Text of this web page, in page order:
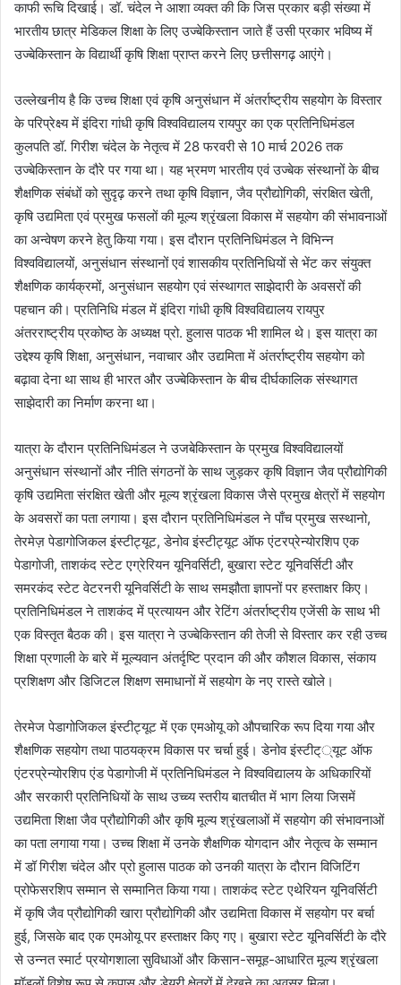
काफी रूचि दिखाई। डॉ. चंदेल ने आशा व्यक्त की कि जिस प्रकार बड़ी संख्या में
भारतीय छात्र मेडिकल शिक्षा के लिए उज्बेकिस्तान जाते हैं उसी प्रकार भविष्य में
उज्बेकिस्तान के विद्यार्थी कृषि शिक्षा प्राप्त करने लिए छत्तीसगढ़ आएंगे।
उल्लेखनीय है कि उच्च शिक्षा एवं कृषि अनुसंधान में अंतर्राष्ट्रीय सहयोग के विस्तार
के परिप्रेक्ष्य में इंदिरा गांधी कृषि विश्वविद्यालय रायपुर का एक प्रतिनिधिमंडल
कुलपति डॉ. गिरीश चंदेल के नेतृत्व में 28 फरवरी से 10 मार्च 2026 तक
उज्बेकिस्तान के दौरे पर गया था। यह भ्रमण भारतीय एवं उज्बेक संस्थानों के बीच
शैक्षणिक संबंधों को सुदृढ़ करने तथा कृषि विज्ञान, जैव प्रौद्योगिकी, संरक्षित खेती,
कृषि उद्यमिता एवं प्रमुख फसलों की मूल्य श्रृंखला विकास में सहयोग की संभावनाओं
का अन्वेषण करने हेतु किया गया। इस दौरान प्रतिनिधिमंडल ने विभिन्न
विश्वविद्यालयों, अनुसंधान संस्थानों एवं शासकीय प्रतिनिधियों से भेंट कर संयुक्त
शैक्षणिक कार्यक्रमों, अनुसंधान सहयोग एवं संस्थागत साझेदारी के अवसरों की
पहचान की। प्रतिनिधि मंडल में इंदिरा गांधी कृषि विश्वविद्यालय रायपुर
अंतरराष्ट्रीय प्रकोष्ठ के अध्यक्ष प्रो. हुलास पाठक भी शामिल थे। इस यात्रा का
उद्देश्य कृषि शिक्षा, अनुसंधान, नवाचार और उद्यमिता में अंतर्राष्ट्रीय सहयोग को
बढ़ावा देना था साथ ही भारत और उज्बेकिस्तान के बीच दीर्घकालिक संस्थागत
साझेदारी का निर्माण करना था।
यात्रा के दौरान प्रतिनिधिमंडल ने उजबेकिस्तान के प्रमुख विश्वविद्यालयों
अनुसंधान संस्थानों और नीति संगठनों के साथ जुड़कर कृषि विज्ञान जैव प्रौद्योगिकी
कृषि उद्यमिता संरक्षित खेती और मूल्य श्रृंखला विकास जैसे प्रमुख क्षेत्रों में सहयोग
के अवसरों का पता लगाया। इस दौरान प्रतिनिधिमंडल ने पाँच प्रमुख सस्थानो,
तेरमेज़ पेडागोजिकल इंस्टीट्यूट, डेनोव इंस्टीट्यूट ऑफ एंटरप्रेन्योरशिप एक
पेडागोजी, ताशकंद स्टेट एग्रेरियन यूनिवर्सिटी, बुखारा स्टेट यूनिवर्सिटी और
समरकंद स्टेट वेटरनरी यूनिवर्सिटी के साथ समझौता ज्ञापनों पर हस्ताक्षर किए।
प्रतिनिधिमंडल ने ताशकंद में प्रत्यायन और रेटिंग अंतर्राष्ट्रीय एजेंसी के साथ भी
एक विस्तृत बैठक की। इस यात्रा ने उज्बेकिस्तान की तेजी से विस्तार कर रही उच्च
शिक्षा प्रणाली के बारे में मूल्यवान अंतर्दृष्टि प्रदान की और कौशल विकास, संकाय
प्रशिक्षण और डिजिटल शिक्षण समाधानों में सहयोग के नए रास्ते खोले।
तेरमेज पेडागोजिकल इंस्टीट्यूट में एक एमओयू को औपचारिक रूप दिया गया और
शैक्षणिक सहयोग तथा पाठयक्रम विकास पर चर्चा हुई। डेनोव इंस्टीट््यूट ऑफ
एंटरप्रेन्योरशिप एंड पेडागोजी में प्रतिनिधिमंडल ने विश्वविद्यालय के अधिकारियों
और सरकारी प्रतिनिधियों के साथ उच्च्य स्तरीय बातचीत में भाग लिया जिसमें
उद्यमिता शिक्षा जैव प्रौद्योगिकी और कृषि मूल्य श्रृंखलाओं में सहयोग की संभावनाओं
का पता लगाया गया। उच्च शिक्षा में उनके शैक्षणिक योगदान और नेतृत्व के सम्मान
में डॉ गिरीश चंदेल और प्रो हुलास पाठक को उनकी यात्रा के दौरान विजिटिंग
प्रोफेसरशिप सम्मान से सम्मानित किया गया। ताशकंद स्टेट एथेरियन यूनिवर्सिटी
में कृषि जैव प्रौद्योगिकी खारा प्रौद्योगिकी और उद्यमिता विकास में सहयोग पर बर्चा
हुई, जिसके बाद एक एमओयू पर हस्ताक्षर किए गए। बुखारा स्टेट यूनिवर्सिटी के दौरे
से उन्नत स्मार्ट प्रयोगशाला सुविधाओं और किसान-समूह-आधारित मूल्य श्रृंखला